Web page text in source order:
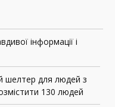
інформації і
шелтер для людей з
130 людей